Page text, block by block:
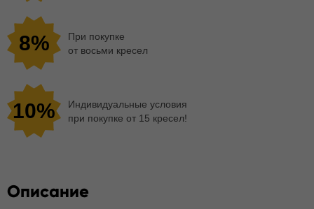
8%
При покупке
от восьми кресел
10%
Индивидуальные условия
при покупке от 15 кресел!
Описание